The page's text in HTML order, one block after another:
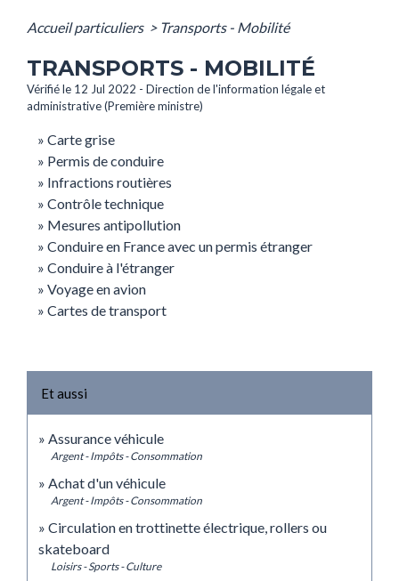
Accueil particuliers > Transports - Mobilité
TRANSPORTS - MOBILITÉ
Vérifié le 12 Jul 2022 - Direction de l'information légale et
administrative (Première ministre)
Carte grise
Permis de conduire
Infractions routières
Contrôle technique
Mesures antipollution
Conduire en France avec un permis étranger
Conduire à l'étranger
Voyage en avion
Cartes de transport
Et aussi
Assurance véhicule
Argent - Impôts - Consommation
Achat d'un véhicule
Argent - Impôts - Consommation
Circulation en trottinette électrique, rollers ou
skateboard
Loisirs - Sports - Culture